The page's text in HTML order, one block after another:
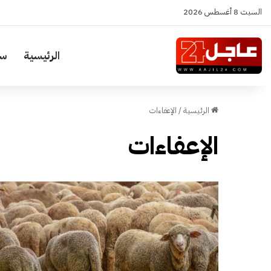
السبت 8 أغسطس 2026
الرئيسية
الرئيسية/ الإعفاءات
الإعفاءات